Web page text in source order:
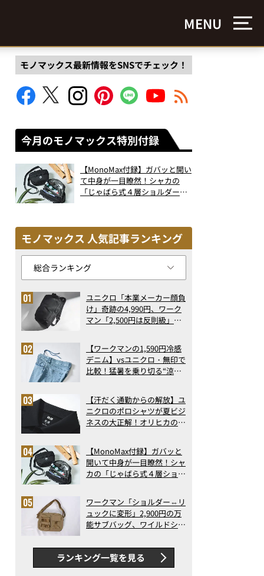
MENU
モノマックス最新情報をSNSでチェック！
今月のモノマックス特別付録
【MonoMax付録】ガバッと開い
て中身が一目瞭然！シャカの
「じゃばら式４層ショルダーバ
モノマックス 人気記事ランキング
ユニクロ「本業メーカー顔負
け」奇跡の4,990円、ワーク
マン「2,500円は反則級」凄
ト3】（2026年6月版）
【ワークマンの1,590円冷感
デニム】vsユニクロ・無印で
比較！猛暑を乗り切る“涼感
で決定版
【汗だく通勤からの解放】ユ
ニクロのポロシャツが夏ビジ
ネスの大正解！オリヒカの透
アの実力
【MonoMax付録】ガバッと
開いて中身が一目瞭然！シャ
カの「じゃばら式４層ショル
った！
ワークマン「ショルダー⇔リ
ュックに変形」2,900円の万
能サブバッグ、ワイルドシン
録…ほか【休日バッグの人気
記事ランキングベスト3】
（2026年6月版）
ランキング一覧を見る